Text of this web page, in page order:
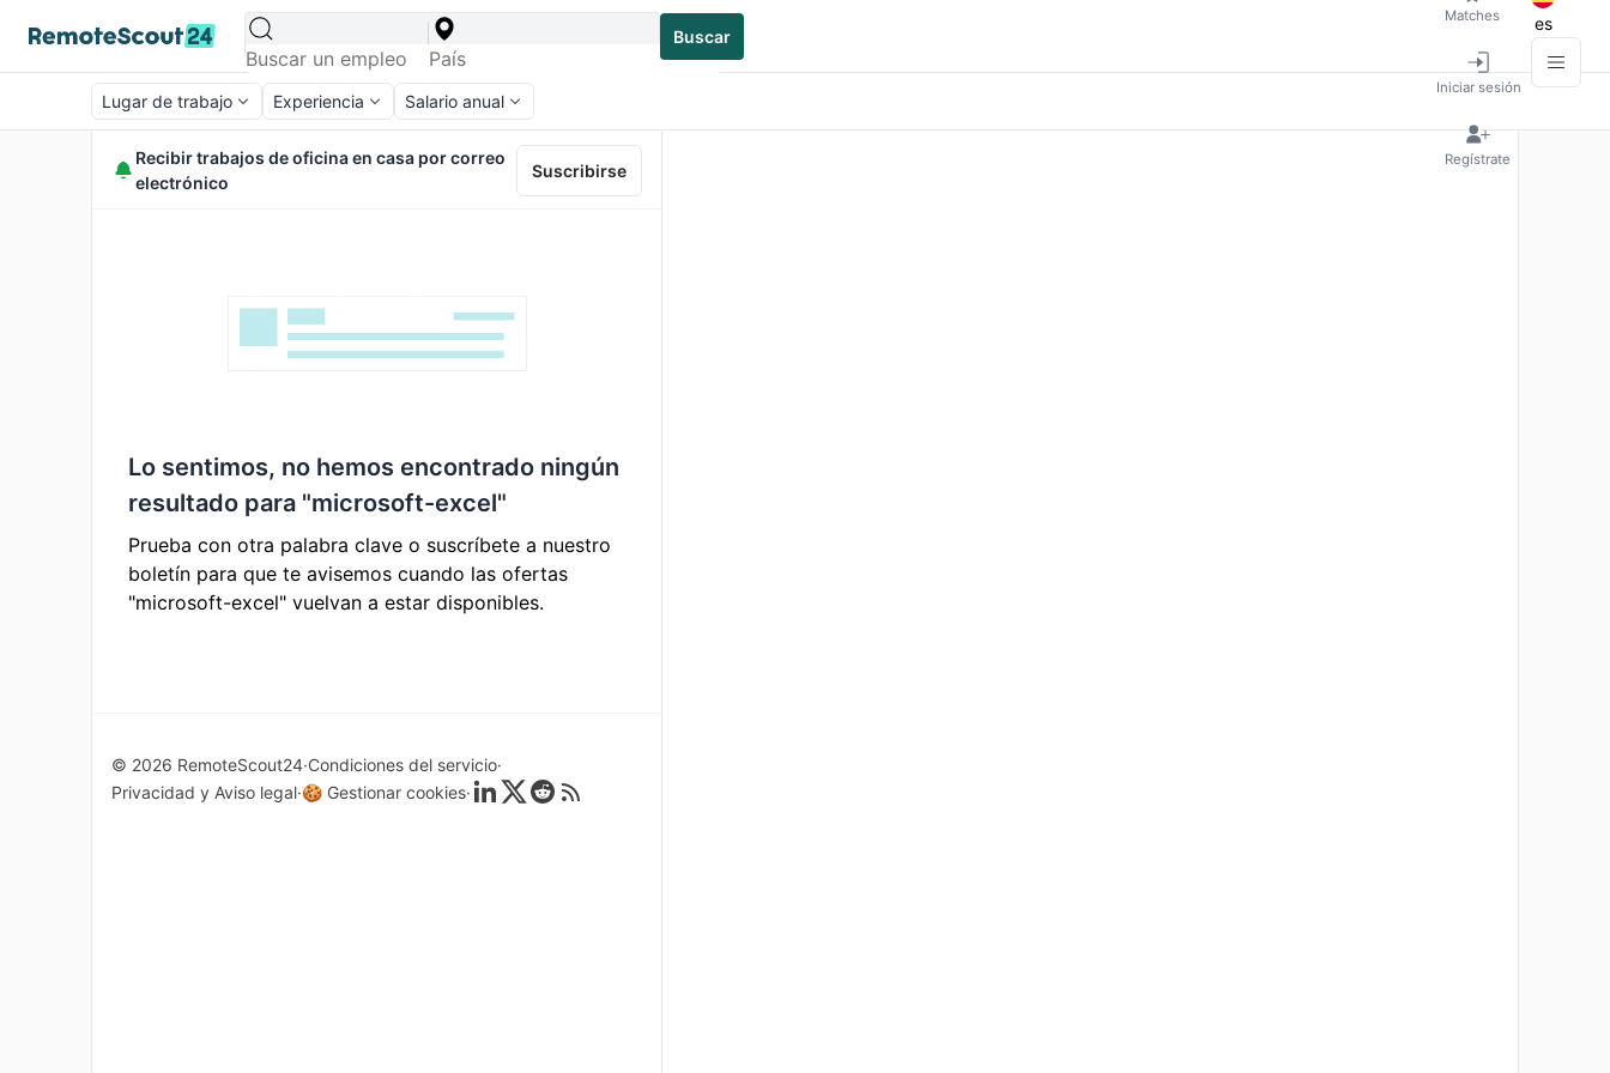
Buscar
Matches
Iniciar sesión
Regístrate
es
Lugar de trabajo Experiencia Salario anual
Recibir trabajos de oficina en casa por correo
electrónico
Suscribirse
Lo sentimos, no hemos encontrado ningún
resultado para "microsoft-excel"
Prueba con otra palabra clave o suscríbete a nuestro
boletín para que te avisemos cuando las ofertas
"microsoft-excel" vuelvan a estar disponibles.
© 2026 RemoteScout24 Condiciones del servicio
Privacidad y Aviso legal 🍪 Gestionar cookies